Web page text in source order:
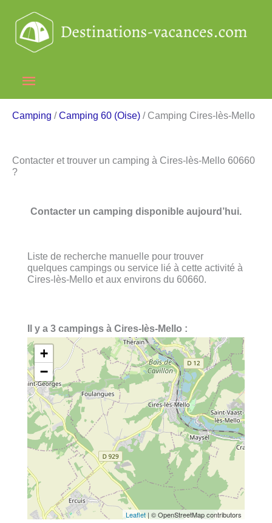
contenu
Menu
principal
Camping /Camping 60 (Oise) / Camping Cires-lès-Mello
Contacter et trouver un camping à Cires-lès-Mello 60660
?
Contacter un camping disponible aujourd’hui.
Liste de recherche manuelle pour trouver
quelques campings ou service lié à cette activité à
Cires-lès-Mello et aux environs du 60660.
Il y a 3 campings à Cires-lès-Mello :
+
−
Leaflet | © OpenStreetMap contributors